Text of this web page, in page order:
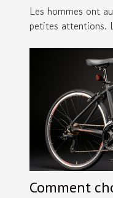
Les hommes ont
petites attentions.
Comment